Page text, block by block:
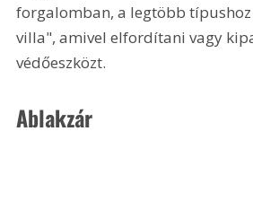
forgalomban, a legtöbb típushoz
villa", amivel elfordítani vagy
védőeszközt.
Ablakzár